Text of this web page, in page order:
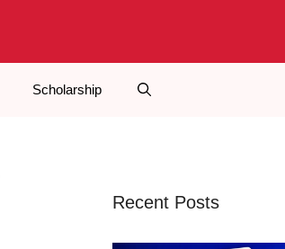
Scholarship
Recent Posts